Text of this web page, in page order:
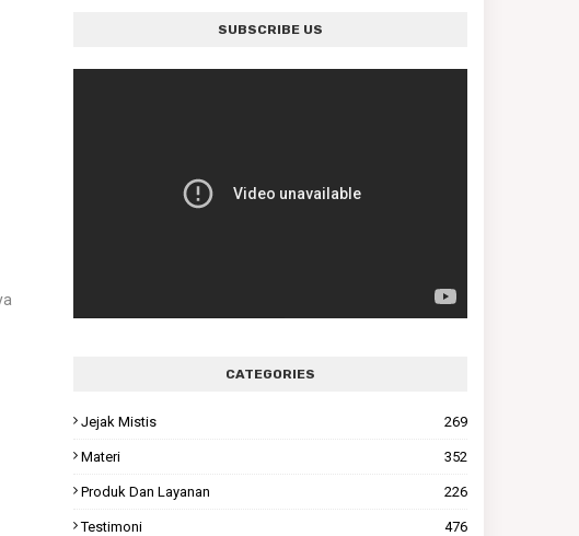
SUBSCRIBE US
CATEGORIES
Jejak Mistis 269
Materi 352
Produk Dan Layanan 226
Testimoni 476